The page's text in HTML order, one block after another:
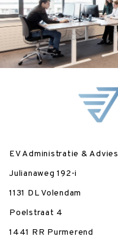
EV Administratie & Advies
Julianaweg 192-i
1131 DL Volendam
Poelstraat 4
1441 RR Purmerend